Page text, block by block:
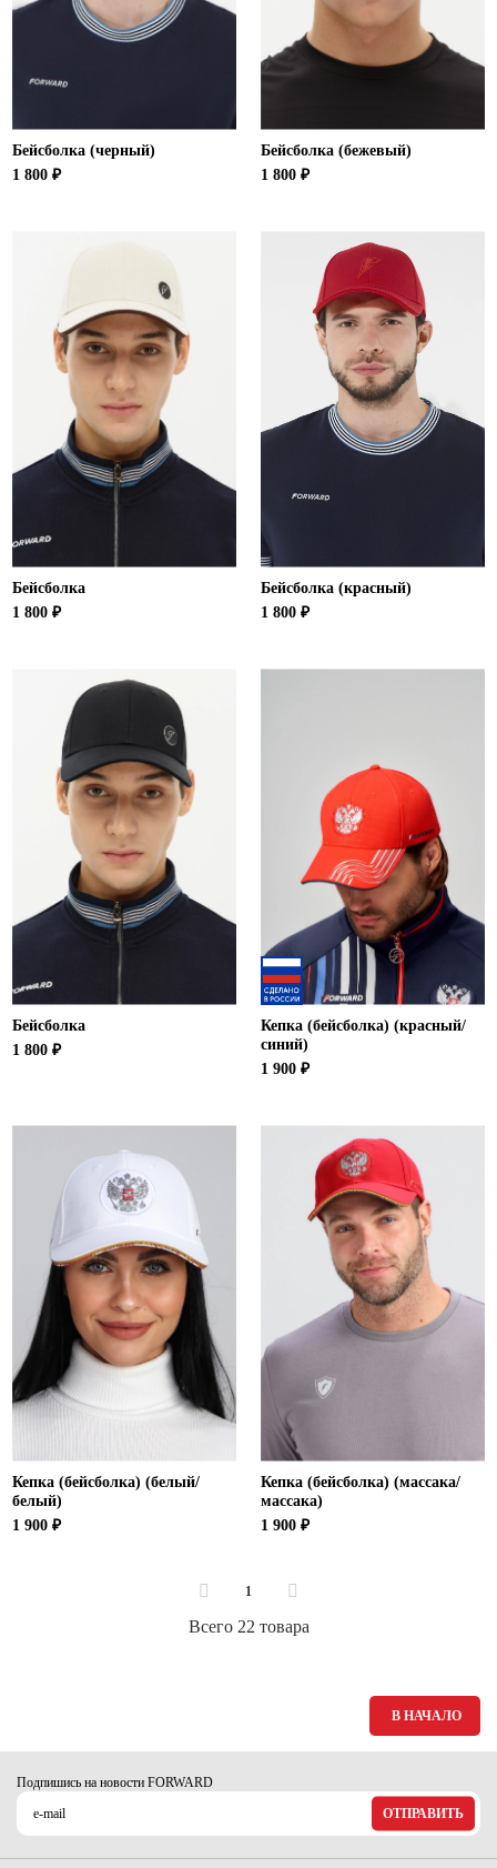
Бейсболка (черный)
1 800 ₽
Бейсболка (бежевый)
1 800 ₽
Бейсболка
1 800 ₽
Бейсболка (красный)
1 800 ₽
Бейсболка
1 800 ₽
Кепка (бейсболка) (красный/
синий)
1 900 ₽
Кепка (бейсболка) (белый/
белый)
1 900 ₽
Кепка (бейсболка) (массака/
массака)
1 900 ₽
1
Всего 22 товара
В НАЧАЛО
Подпишись на новости FORWARD
ОТПРАВИТЬ